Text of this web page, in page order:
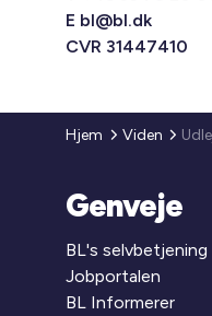
E bl@bl.dk
CVR 31447410
Hjem Viden
Genveje
BL's selvbetjening
Jobportalen
BL Informerer